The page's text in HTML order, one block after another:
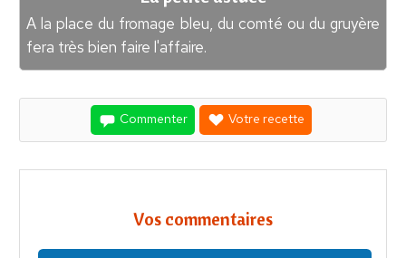
A la place du fromage bleu, du comté ou du gruyère
fera très bien faire l'affaire.
Commenter Votre recette
Vos commentaires